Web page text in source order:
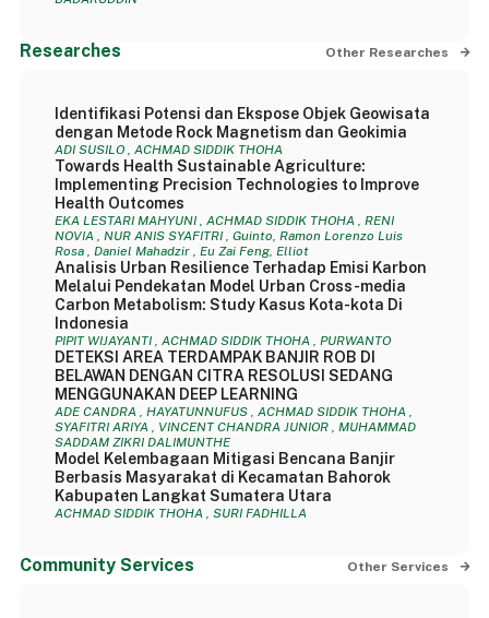
Researches Other Researches
Identifikasi Potensi dan Ekspose Objek Geowisata
dengan Metode Rock Magnetism dan Geokimia
ADI SUSILO , ACHMAD SIDDIK THOHA
Towards Health Sustainable Agriculture:
Implementing Precision Technologies to Improve
Health Outcomes
EKA LESTARI MAHYUNI , ACHMAD SIDDIK THOHA , RENI
NOVIA , NUR ANIS SYAFITRI , Guinto, Ramon Lorenzo Luis
Rosa , Daniel Mahadzir , Eu Zai Feng, Elliot
Analisis Urban Resilience Terhadap Emisi Karbon
Melalui Pendekatan Model Urban Cross-media
Carbon Metabolism: Study Kasus Kota-kota Di
Indonesia
PIPIT WIJAYANTI , ACHMAD SIDDIK THOHA , PURWANTO
DETEKSI AREA TERDAMPAK BANJIR ROB DI
BELAWAN DENGAN CITRA RESOLUSI SEDANG
MENGGUNAKAN DEEP LEARNING
ADE CANDRA , HAYATUNNUFUS , ACHMAD SIDDIK THOHA ,
SYAFITRI ARIYA , VINCENT CHANDRA JUNIOR , MUHAMMAD
SADDAM ZIKRI DALIMUNTHE
Model Kelembagaan Mitigasi Bencana Banjir
Berbasis Masyarakat di Kecamatan Bahorok
Kabupaten Langkat Sumatera Utara
ACHMAD SIDDIK THOHA , SURI FADHILLA
Community Services Other Services